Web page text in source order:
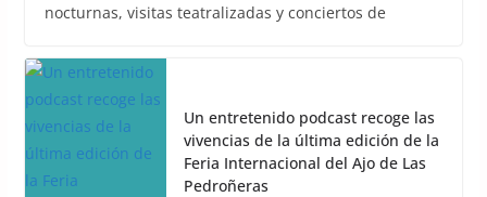
nocturnas, visitas teatralizadas y conciertos de
Un entretenido podcast recoge las
vivencias de la última edición de la
Feria Internacional del Ajo de Las
Pedroñeras